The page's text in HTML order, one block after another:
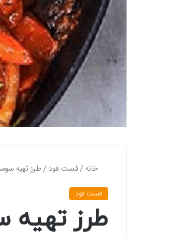
خانه /فست فود /طرز تهیه
فست فود
طرز